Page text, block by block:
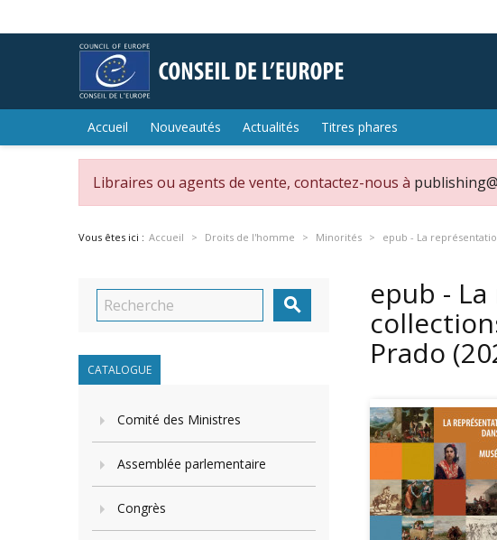
Accueil Nouveautés Actualités Titres phares
Libraires ou agents de vente, contactez-nous à
Vous êtes ici : Accueil Droits de l'homme Minorités epub - La

CATALOGUE
Comité des Ministres
Assemblée parlementaire
Congrès
epub -
Prado